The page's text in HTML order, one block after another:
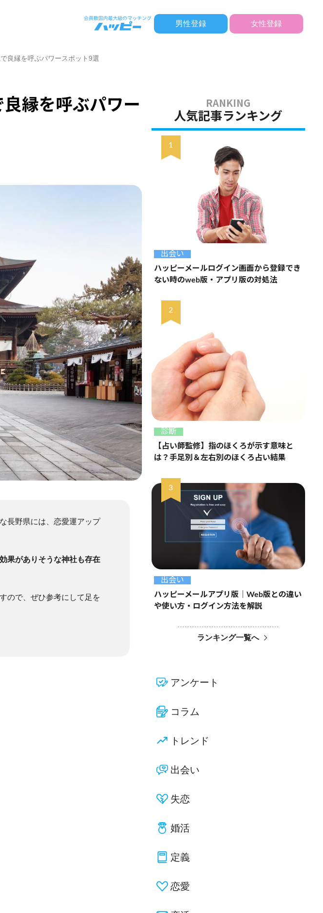
男性登録 女性登録
良縁を呼ぶパワースポット9選
良縁を呼ぶパワー
長野県には、恋愛運アップ
果がありそうな神社も存在
ので、ぜひ参考にして足を
人気記事ランキング
出会い
ハッピーメールログイン画面から登録でき
ない時のweb版・アプリ版の対処法
診断
【占い師監修】指のほくろが示す意味と
は？手足別＆左右別のほくろ占い結果
出会い
ハッピーメールアプリ版｜Web版との違い
や使い方・ログイン方法を解説
ランキング一覧へ
アンケート
コラム
トレンド
出会い
失恋
婚活
定義
恋愛